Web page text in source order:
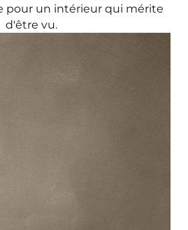
pour un intérieur qui mérite
d'être vu.